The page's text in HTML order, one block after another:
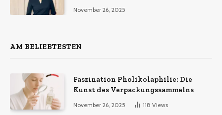
November 26, 2025
AM BELIEBTESTEN
Faszination Pholikolaphilie: Die
Kunst des Verpackungssammelns
November 26, 2025 118 Views